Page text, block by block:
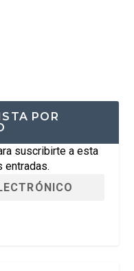
POR
suscribirte a esta
entradas.